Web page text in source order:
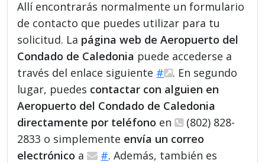
Allí encontrarás normalmente un formulario
de contacto que puedes utilizar para tu
solicitud. La página web de Aeropuerto del
Condado de Caledonia puede accederse a
través del enlace siguiente #
. En segundo
lugar, puedes contactar con alguien en
Aeropuerto del Condado de Caledonia
directamente por teléfono en
(802) 828-
2833 o simplemente envía un correo
electrónico a #. Además, también es